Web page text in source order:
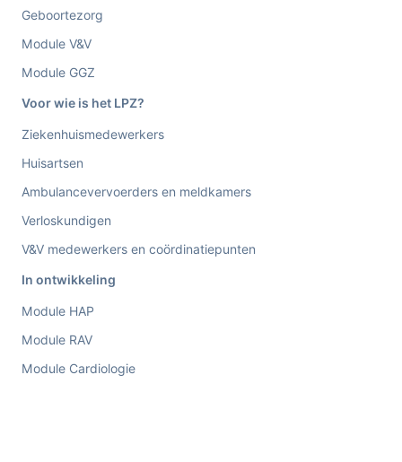
Geboortezorg
Module V&V
Module GGZ
Voor wie is het LPZ?
Ziekenhuismedewerkers
Huisartsen
Ambulancevervoerders en meldkamers
Verloskundigen
V&V medewerkers en coördinatiepunten
In ontwikkeling
Module HAP
Module RAV
Module Cardiologie